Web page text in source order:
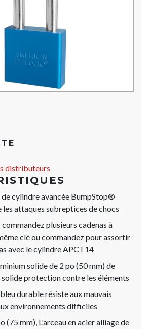
distributeurs
cylindre avancée BumpStop®
attaques subreptices de chocs
plusieurs cadenas à
clé ou commandez pour assortir
avec le cylindre APCT14
solide de 2 po (50 mm) de
protection contre les éléments
durable résiste aux mauvais
environnements difficiles
(75 mm), L'arceau en acier alliage de